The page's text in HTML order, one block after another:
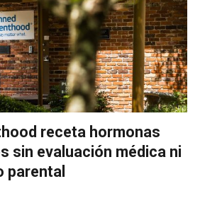
receta hormonas
sin evaluación médica ni
parental